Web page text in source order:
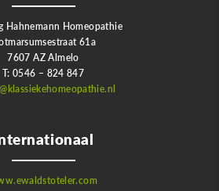
Hahnemann Homeopathie
61a
7607 AZ Almelo
T: 0546 – 824 847